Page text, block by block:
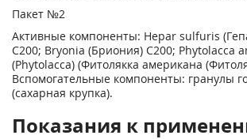
Пакет №2
Активные компоненты: Hepar sulfuris
С200; Bryonia (Бриония) С200; Phytolacca
(Phytolacca) (Фитолякка американа
Вспомогательные компоненты: гранулы
(сахарная крупка).
Показания к